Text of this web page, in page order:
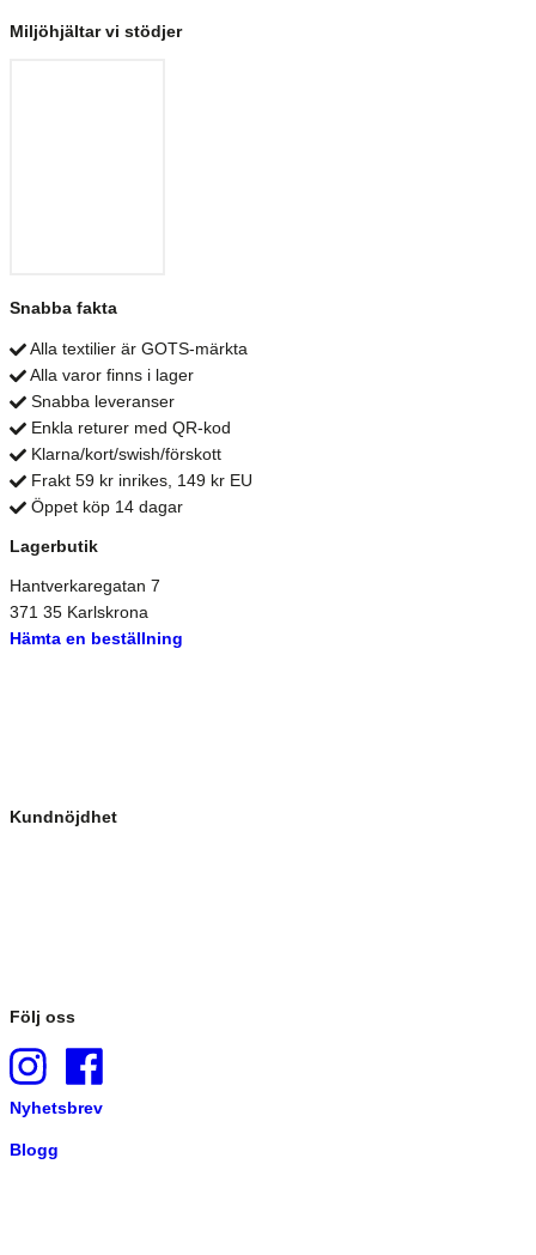
Miljöhjältar vi stödjer
Snabba fakta
Alla textilier är GOTS-märkta
Alla varor finns i lager
Snabba leveranser
Enkla returer med QR-kod
Klarna/kort/swish/förskott
Frakt 59 kr inrikes, 149 kr EU
Öppet köp 14 dagar
Lagerbutik
Hantverkaregatan 7
371 35 Karlskrona
Hämta en beställning
Kundnöjdhet
Följ oss
Nyhetsbrev
Blogg